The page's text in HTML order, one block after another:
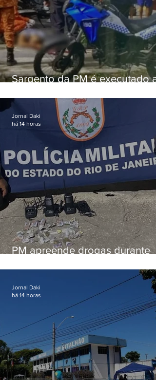
Sargento da PM é executado a
em Vaz Lobo
PM apreende drogas durante
Jornal Daki
há 14 horas
Jornal Daki
há 14 horas